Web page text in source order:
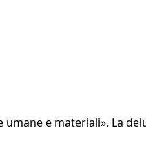
e materiali». La